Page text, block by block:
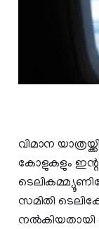
വിമാന
കോളുകളും
സമിതി
നല്‍കിയതായി